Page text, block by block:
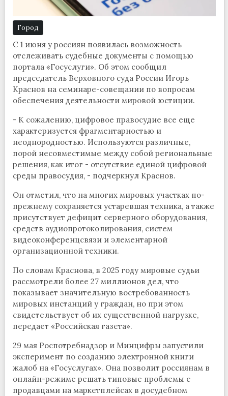
Город
С 1 июня у россиян появилась возможность
отслеживать судебные документы с помощью
портала «Госуслуги». Об этом сообщил
председатель Верховного суда России Игорь
Краснов на семинаре-совещании по вопросам
обеспечения деятельности мировой юстиции.
- К сожалению, цифровое правосудие все еще
характеризуется фрагментарностью и
неоднородностью. Используются различные,
порой несовместимые между собой региональные
решения, как итог - отсутствие единой цифровой
среды правосудия, - подчеркнул Краснов.
Он отметил, что на многих мировых участках по-
прежнему сохраняется устаревшая техника, а также
присутствует дефицит серверного оборудования,
средств аудиопротоколирования, систем
видеоконференцсвязи и элементарной
организационной техники.
По словам Краснова, в 2025 году мировые судьи
рассмотрели более 27 миллионов дел, что
показывает значительную востребованность
мировых инстанций у граждан, но при этом
свидетельствует об их существенной нагрузке,
передает «Российская газета».
29 мая Роспотребнадзор и Минцифры запустили
эксперимент по созданию электронной книги
жалоб на «Госуслугах». Она позволит россиянам в
онлайн-режиме решать типовые проблемы с
продавцами на маркетплейсах в досудебном